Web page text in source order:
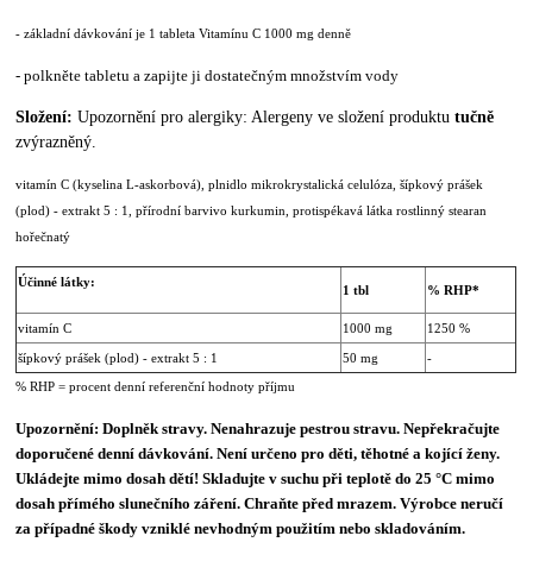
- základní dávkování je 1 tableta Vitamínu C 1000 mg denně
- polkněte tabletu a zapijte ji dostatečným množstvím vody
Složení:Upozornění pro alergiky: Alergeny ve složení produktutučně
zvýrazněný.
vitamín C (kyselina L-askorbová), plnidlo mikrokrystalická celulóza, šípkový prášek
(plod) - extrakt 5 : 1, přírodní barvivo kurkumin, protispékavá látka rostlinný stearan
hořečnatý
Účinné látky:
1 tbl % RHP*
vitamín C 1000 mg 1250 %
šípkový prášek (plod) - extrakt 5 : 1 50 mg
-
% RHP = procent denní referenční hodnoty příjmu
Upozornění: Doplněk stravy. Nenahrazuje pestrou stravu. Nepřekračujte
doporučené denní dávkování. Není určeno pro děti, těhotné a kojící ženy.
Ukládejte mimo dosah dětí! Skladujte v suchu při teplotě do 25 °C mimo
dosah přímého slunečního záření. Chraňte před mrazem. Výrobce neručí
za případné škody vzniklé nevhodným použitím neboskladováním.